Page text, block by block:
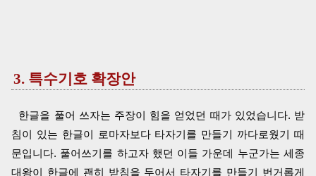
3. 특수기호 확장안
한글을 풀어 쓰자는 주장이 힘을 얻었던 때가 있었습니다. 받
침이 있는 한글이 로마자보다 타자기를 만들기 까다로웠기 때
문입니다. 풀어쓰기를 하고자 했던 이들 가운데 누군가는 세종
대왕이 한글에 괜히 받침을 두어서 타자기를 만들기 번거롭게